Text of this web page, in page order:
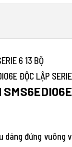
6 13 BỘ
SMS6EDI06E
đứng vuông